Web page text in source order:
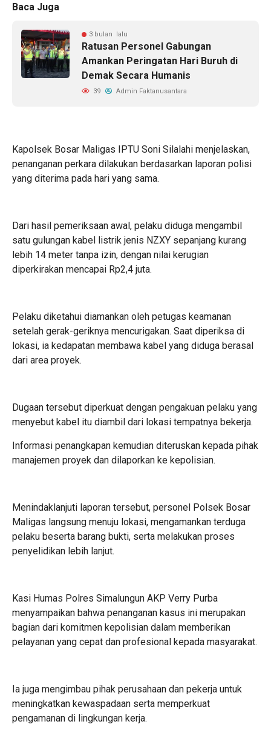
Baca Juga
3 bulan lalu
Ratusan Personel Gabungan
Amankan Peringatan Hari Buruh di
Demak Secara Humanis
39 Admin Faktanusantara
Kapolsek Bosar Maligas IPTU Soni Silalahi menjelaskan,
penanganan perkara dilakukan berdasarkan laporan polisi
yang diterima pada hari yang sama.
Dari hasil pemeriksaan awal, pelaku diduga mengambil
satu gulungan kabel listrik jenis NZXY sepanjang kurang
lebih 14 meter tanpa izin, dengan nilai kerugian
diperkirakan mencapai Rp2,4 juta.
Pelaku diketahui diamankan oleh petugas keamanan
setelah gerak-geriknya mencurigakan. Saat diperiksa di
lokasi, ia kedapatan membawa kabel yang diduga berasal
dari area proyek.
Dugaan tersebut diperkuat dengan pengakuan pelaku yang
menyebut kabel itu diambil dari lokasi tempatnya bekerja.
Informasi penangkapan kemudian diteruskan kepada pihak
manajemen proyek dan dilaporkan ke kepolisian.
Menindaklanjuti laporan tersebut, personel Polsek Bosar
Maligas langsung menuju lokasi, mengamankan terduga
pelaku beserta barang bukti, serta melakukan proses
penyelidikan lebih lanjut.
Kasi Humas Polres Simalungun AKP Verry Purba
menyampaikan bahwa penanganan kasus ini merupakan
bagian dari komitmen kepolisian dalam memberikan
pelayanan yang cepat dan profesional kepada masyarakat.
Ia juga mengimbau pihak perusahaan dan pekerja untuk
meningkatkan kewaspadaan serta memperkuat
pengamanan di lingkungan kerja.